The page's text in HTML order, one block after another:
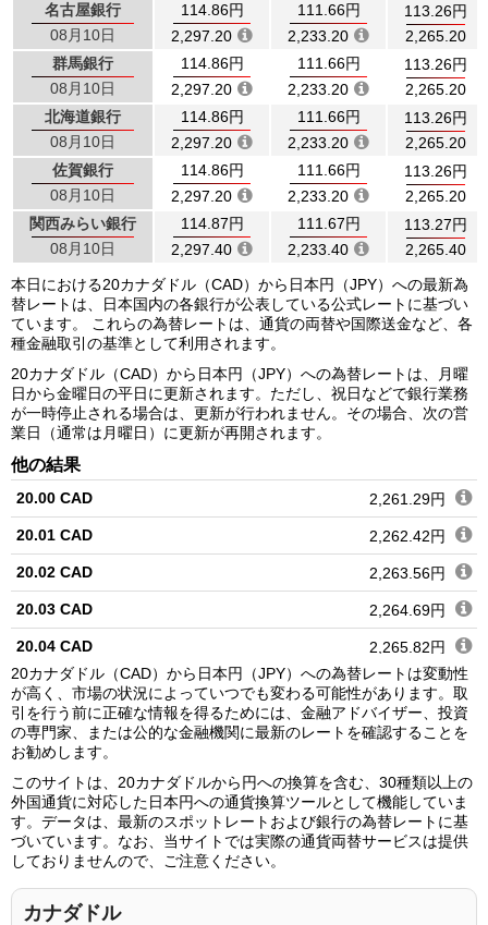
名古屋銀行
08月10日
114.86円
2,297.20
111.66円
2,233.20
113.26円
2,265.20
群馬銀行
08月10日
114.86円
2,297.20
111.66円
2,233.20
113.26円
2,265.20
北海道銀行
08月10日
114.86円
2,297.20
111.66円
2,233.20
113.26円
2,265.20
佐賀銀行
08月10日
114.86円
2,297.20
111.66円
2,233.20
113.26円
2,265.20
関西みらい銀行
08月10日
114.87円
2,297.40
111.67円
2,233.40
113.27円
2,265.40
本日における20カナダドル（CAD）から日本円（JPY）への最新為
替レートは、日本国内の各銀行が公表している公式レートに基づい
ています。 これらの為替レートは、通貨の両替や国際送金など、各
種金融取引の基準として利用されます。
20カナダドル（CAD）から日本円（JPY）への為替レートは、月曜
日から金曜日の平日に更新されます。ただし、祝日などで銀行業務
が一時停止される場合は、更新が行われません。その場合、次の営
業日（通常は月曜日）に更新が再開されます。
他の結果
20.00 CAD 2,261.29円
20.01 CAD 2,262.42円
20.02 CAD 2,263.56円
20.03 CAD 2,264.69円
20.04 CAD 2,265.82円
20.05 CAD 2,266.95円
20.06 CAD 2,268.08円
20.07 CAD
20.08 CAD 2,270.34円
20.09 CAD 2,271.47円
20.10 CAD
20.11 CAD
20カナダドル（CAD）から日本円（JPY）への為替レートは変動性
が高く、市場の状況によっていつでも変わる可能性があります。取
引を行う前に正確な情報を得るためには、金融アドバイザー、投資
の専門家、または公的な金融機関に最新のレートを確認することを
お勧めします。
このサイトは、20カナダドルから円への換算を含む、30種類以上の
外国通貨に対応した日本円への通貨換算ツールとして機能していま
す。データは、最新のスポットレートおよび銀行の為替レートに基
づいています。なお、当サイトでは実際の通貨両替サービスは提供
しておりませんので、ご注意ください。
カナダドル